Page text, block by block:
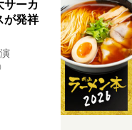
サーカ
が発祥